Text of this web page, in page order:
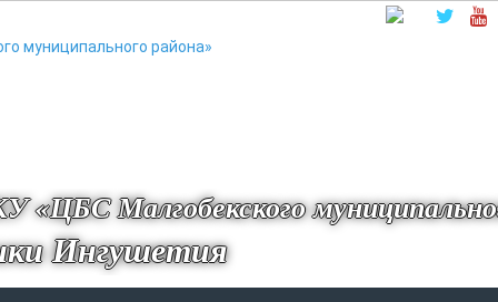
«ЦБС Малгобекского
Ингушетия